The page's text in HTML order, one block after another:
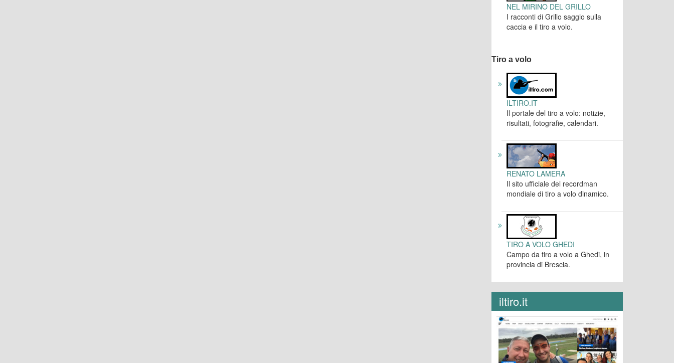
NEL MIRINO DEL GRILLO
I racconti di Grillo saggio sulla
caccia e il tiro a volo.
Tiro a volo
ILTIRO.IT
Il portale del tiro a volo: notizie,
risultati, fotografie, calendari.
RENATO LAMERA
Il sito ufficiale del recordman
mondiale di tiro a volo dinamico.
TIRO A VOLO GHEDI
Campo da tiro a volo a Ghedi, in
provincia di Brescia.
iltiro.it